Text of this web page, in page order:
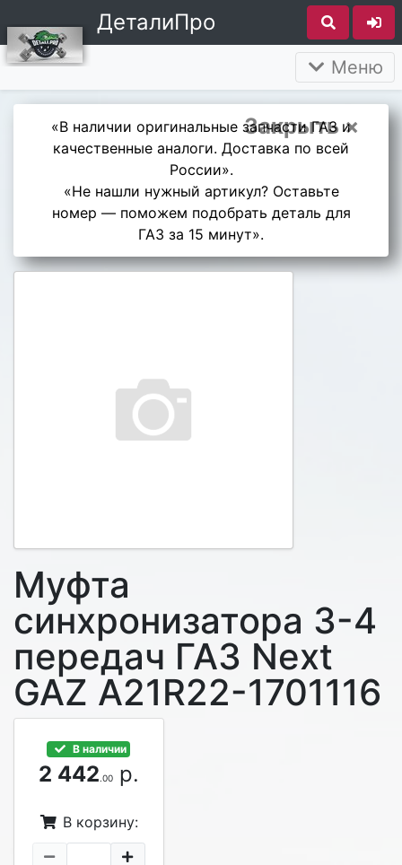
ДеталиПро
Меню
Закрыть ×
«В наличии оригинальные запчасти ГАЗ и
качественные аналоги. Доставка по всей
России».
«Не нашли нужный артикул? Оставьте
номер — поможем подобрать деталь для
ГАЗ за 15 минут».
Муфта
синхронизатора 3-4
передач ГАЗ Next
GAZ A21R22-1701116
В наличии
2 442.00р.
В корзину: